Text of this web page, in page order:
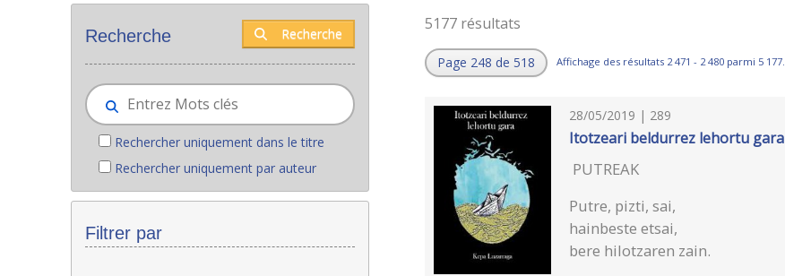
Recherche Recherche
Rechercher uniquement dans le titre
Rechercher uniquement par auteur
Filtrer par
5177 résultats
Page 248 de 518 Affichage des résultats 2 471 - 2 480 parmi 5 177.
28/05/2019 | 289
Itotzeari beldurrez lehortu gara
PUTREAK
Putre, pizti, sai,
hainbeste etsai,
bere hilotzaren zain.